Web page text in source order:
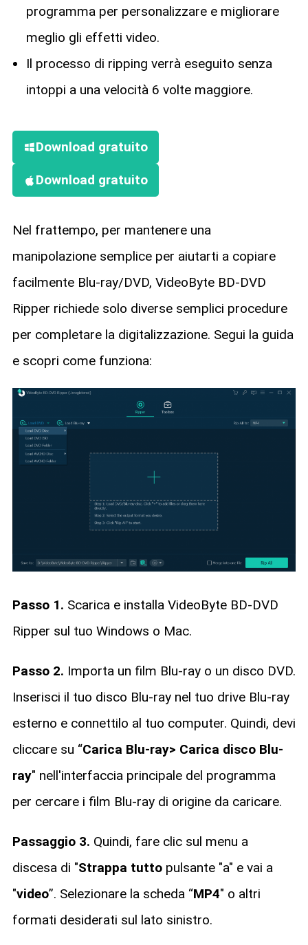
programma per personalizzare e migliorare
meglio gli effetti video.
Il processo di ripping verrà eseguito senza
intoppi a una velocità 6 volte maggiore.
Download gratuito
Download gratuito
Nel frattempo, per mantenere una
manipolazione semplice per aiutarti a copiare
facilmente Blu-ray/DVD, VideoByte BD-DVD
Ripper richiede solo diverse semplici procedure
per completare la digitalizzazione. Segui la guida
e scopri come funziona:
Passo 1. Scarica e installa VideoByte BD-DVD
Ripper sul tuo Windows o Mac.
Passo 2. Importa un film Blu-ray o un disco DVD.
Inserisci il tuo disco Blu-ray nel tuo drive Blu-ray
esterno e connettilo al tuo computer. Quindi, devi
cliccare su “Carica Blu-ray> Carica disco Blu-
ray" nell'interfaccia principale del programma
per cercare i film Blu-ray di origine da caricare.
Passaggio 3. Quindi, fare clic sul menu a
discesa di "Strappa tuttopulsante "a" e vai a
"video”. Selezionare la scheda “MP4" o altri
formati desiderati sul lato sinistro.